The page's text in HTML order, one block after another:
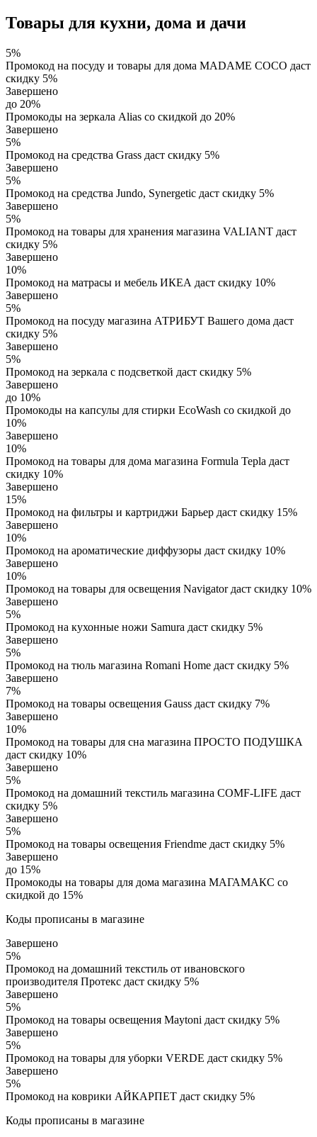
Товары для кухни, дома и дачи
5%
Промокод на посуду и товары для дома MADAME COCO даст
скидку 5%
Завершено
до 20%
Промокоды на зеркала Alias со скидкой до 20%
Завершено
5%
Промокод на средства Grass даст скидку 5%
Завершено
5%
Промокод на средства Jundo, Synergetic даст скидку 5%
Завершено
5%
Промокод на товары для хранения магазина VALIANT даст
скидку 5%
Завершено
10%
Промокод на матрасы и мебель ИКЕА даст скидку 10%
Завершено
5%
Промокод на посуду магазина АТРИБУТ Вашего дома даст
скидку 5%
Завершено
5%
Промокод на зеркала с подсветкой даст скидку 5%
Завершено
до 10%
Промокоды на капсулы для стирки EcoWash со скидкой до
10%
Завершено
10%
Промокод на товары для дома магазина Formula Tepla даст
скидку 10%
Завершено
15%
Промокод на фильтры и картриджи Барьер даст скидку 15%
Завершено
10%
Промокод на ароматические диффузоры даст скидку 10%
Завершено
10%
Промокод на товары для освещения Navigator даст скидку 10%
Завершено
5%
Промокод на кухонные ножи Samura даст скидку 5%
Завершено
5%
Промокод на тюль магазина Romani Home даст скидку 5%
Завершено
7%
Промокод на товары освещения Gauss даст скидку 7%
Завершено
10%
Промокод на товары для сна магазина ПРОСТО ПОДУШКА
даст скидку 10%
Завершено
5%
Промокод на домашний текстиль магазина COMF-LIFE даст
скидку 5%
Завершено
5%
Промокод на товары освещения Friendme даст скидку 5%
Завершено
до 15%
Промокоды на товары для дома магазина МАГАМАКС со
скидкой до 15%
Коды прописаны в магазине
Завершено
5%
Промокод на домашний текстиль от ивановского
производителя Протекс даст скидку 5%
Завершено
5%
Промокод на товары освещения Maytoni даст скидку 5%
Завершено
5%
Промокод на товары для уборки VERDE даст скидку 5%
Завершено
5%
Промокод на коврики АЙКАРПЕТ даст скидку 5%
Коды прописаны в магазине